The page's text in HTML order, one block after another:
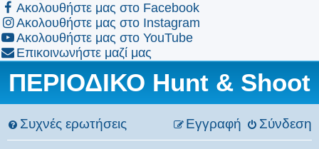
Ακολουθήστε μας στο Facebook
Ακολουθήστε μας στο Instagram
Ακολουθήστε μας στο YouTube
Επικοινωνήστε μαζί μας
ΠΕΡΙΟΔΙΚΟ Hunt & Shoot
Συχνές ερωτήσεις Σύνδεση
Εγγραφή